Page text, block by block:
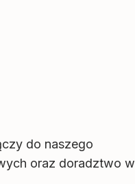
do naszego
oraz doradztwo w